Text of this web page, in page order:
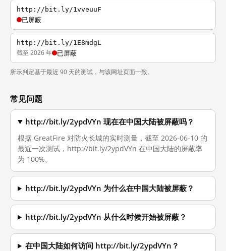
http://bit.ly/1vveuuF
已屏蔽
http://bit.ly/1E8mdgL
截至 2026 年 已屏蔽
所示判定基于最近 90 天的测试，与该网址页面一致。
常见问题
http://bit.ly/2ypdVYn 现在在中国大陆被屏蔽吗？
根据 GreatFire 对防火长城的实时测量，截至 2026-06-10 的
最近一次测试，http://bit.ly/2ypdVYn 在中国大陆的屏蔽率
为 100%。
http://bit.ly/2ypdVYn 为什么在中国大陆被屏蔽？
http://bit.ly/2ypdVYn 从什么时候开始被屏蔽？
在中国大陆如何访问 http://bit.ly/2ypdVYn？